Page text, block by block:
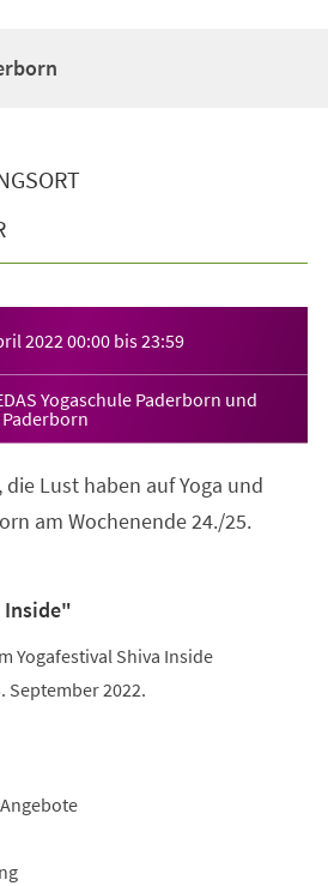
202200:00 bis23:59
Yogaschule Paderborn und
Lust haben auf Yoga und
am Wochenende 24./25.
Inside"
Yogafestival Shiva Inside
September 2022.